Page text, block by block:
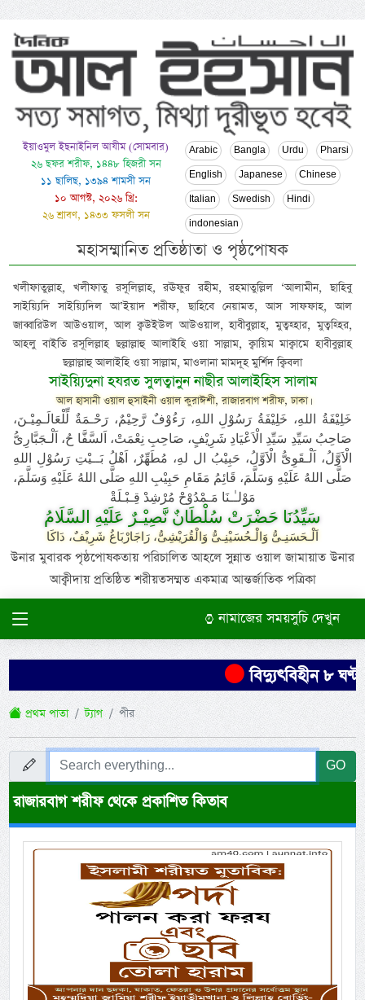
ইয়াওমুল ইছনাইনিল আযীম (সোমবার)
২৬ ছফর শরীফ, ১৪৪৮ হিজরী সন
১১ ছালিছ, ১৩৯৪ শামসী সন
১০ আগস্ট, ২০২৬ খ্রি:
২৬ শ্রাবণ, ১৪৩৩ ফসলী সন
Arabic Bangla Urdu Pharsi
English Japanese Chinese
Italian Swedish Hindi
indonesian
মহাসম্মানিত প্রতিষ্ঠাতা ও পৃষ্ঠপোষক
খলীফাতুল্লাহ, খলীফাতু রসূলিল্লাহ, রঊফুর রহীম, রহমাতুল্লিল ‘আলামীন, ছাহিবু
সাইয়্যিদি সাইয়্যিদিল আ’ইয়াদ শরীফ, ছাহিবে নেয়ামত, আস সাফফাহ, আল
জাব্বারিউল আউওয়াল, আল ক্বউইউল আউওয়াল, হাবীবুল্লাহ, মুত্বহ্হার, মুত্বহ্হির,
আহলু বাইতি রসূলিল্লাহ ছল্লাল্লাহু আলাইহি ওয়া সাল্লাম, ক্বায়িম মাক্বামে হাবীবুল্লাহ
ছল্লাল্লাহু আলাইহি ওয়া সাল্লাম, মাওলানা মামদূহ মুর্শিদ ক্বিবলা
সাইয়্যিদুনা হযরত সুলত্বানুন নাছীর আলাইহিস সালাম
আল হাসানী ওয়াল হুসাইনী ওয়াল কুরাঈশী, রাজারবাগ শরীফ, ঢাকা।
خَلِيْفَةُ اللهِ، خَلِيْفَةُ رَسُوْلِ اللهِ، رَءُوْفٌ رَّحِيْمٌ، رَحْـمَةٌ لِّلْعَالَـمِيْـنَ،
صَاحِبُ سَيِّدِ سَيِّدِ الْاَعْيَادِ شَرِيْفٍ، صَاحِبِ نِعْمَتْ، اَلسَّفَّا حُ، اَلْـجَبَّارِىُّ
الْاَوَّلُ، اَلْـقَوِىُّ الْاَوَّلُ، حَبِيْبُ ال لهِ، مُطَهِّرٌ، اَهْلُ بَــيْتِ رَسُوْلِ اللهِ
صَلَّى اللهُ عَلَيْهِ وَسَلَّمَ، قَائِمُ مَقَامِ حَبِيْبِ اللهِ صَلَّى اللهُ عَلَيْهِ وَسَلَّمَ،
مَوْلـٰـنَا مَـمْدُوْحْ مُرْشِدْ قِـبْـلَةْ
سَيِّدُنَا حَضْرَتْ سُلْطَانٌ نَّصِيْـرٌ عَلَيْهِ السَّلَامُ
اَلْـحَسَنِـىُّ وَالْـحُسَيْنِـىُّ وَالْقُرَيْشِىُّ، رَاجَارْبَاغُ شَرِيْفٌ، دَاكَا
উনার মুবারক পৃষ্ঠপোষকতায় পরিচালিত আহলে সুন্নাত ওয়াল জামায়াত উনার
আক্বীদায় প্রতিষ্ঠিত শরীয়তসম্মত একমাত্র আন্তর্জাতিক পত্রিকা
নামাজের সময়সুচি দেখুন
বিদ্যুৎবিহীন ৮
প্রথম পাতা ট্যাগ পীর
GO
রাজারবাগ শরীফ থেকে প্রকাশিত কিতাব